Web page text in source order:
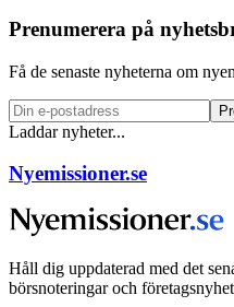
Prenumerera på
Få de senaste nyheterna om
Laddar nyheter...
Nyemissioner.se
Håll dig uppdaterad med det
börsnoteringar och